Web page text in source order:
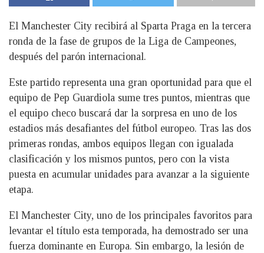
El Manchester City recibirá al Sparta Praga en la tercera
ronda de la fase de grupos de la Liga de Campeones,
después del parón internacional.
Este partido representa una gran oportunidad para que el
equipo de Pep Guardiola sume tres puntos, mientras que
el equipo checo buscará dar la sorpresa en uno de los
estadios más desafiantes del fútbol europeo. Tras las dos
primeras rondas, ambos equipos llegan con igualada
clasificación y los mismos puntos, pero con la vista
puesta en acumular unidades para avanzar a la siguiente
etapa.
El Manchester City, uno de los principales favoritos para
levantar el título esta temporada, ha demostrado ser una
fuerza dominante en Europa. Sin embargo, la lesión de